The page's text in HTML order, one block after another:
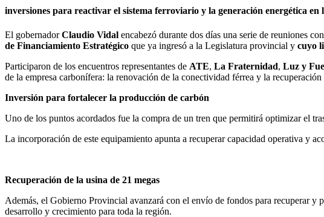
inversiones para reactivar el sistema ferroviario y la generación energética en
El gobernadorClaudio Vidal encabezó durante dos días una serie de reuniones
de Financiamiento Estratégico que ya ingresó a la Legislatura provincial y cuyo
Participaron de los encuentros representantes de ATE, La Fraternidad, Luz y
de la empresa carbonífera: la renovación de la conectividad férrea y la
Inversión para fortalecer la producción de carbón
Uno de los puntos acordados fue la compra de un tren que permitirá optimizar el
La incorporación de este equipamiento apunta a recuperar capacidad operativa y
Recuperación de la usina de 21 megas
Además, el Gobierno Provincial avanzará con el envío de fondos para recuperar y
desarrollo y crecimiento para toda la región.